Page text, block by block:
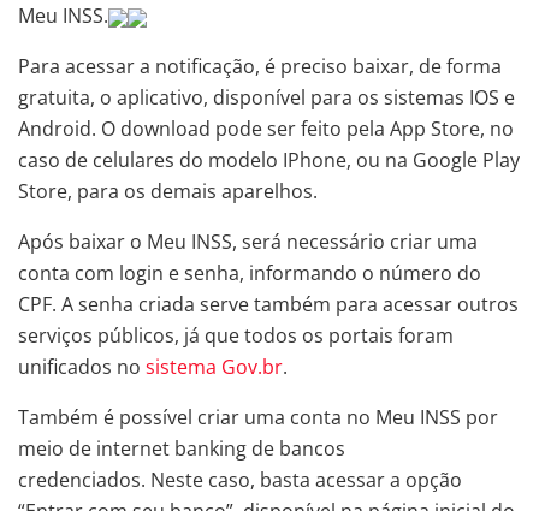
Meu INSS.
Para acessar a notificação, é preciso baixar, de forma
gratuita, o aplicativo, disponível para os sistemas IOS e
Android. O download pode ser feito pela App Store, no
caso de celulares do modelo IPhone, ou na Google Play
Store, para os demais aparelhos.
Após baixar o Meu INSS, será necessário criar uma
conta com login e senha, informando o número do
CPF. A senha criada serve também para acessar outros
serviços públicos, já que todos os portais foram
unificados no sistema Gov.br.
Também é possível criar uma conta no Meu INSS por
meio de internet banking de bancos
credenciados. Neste caso, basta acessar a opção